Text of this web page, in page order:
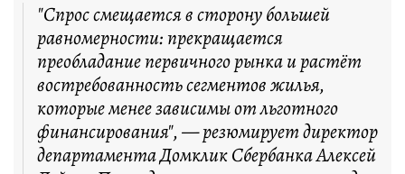
"Спрос смещается в сторону большей
равномерности: прекращается
преобладание первичного рынка и растёт
востребованность сегментов жилья,
которые менее зависимы от льготного
финансирования", — резюмирует директор
департамента Домклик Сбербанка Алексей